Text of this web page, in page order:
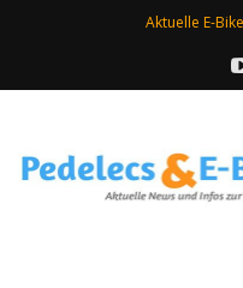
Aktuelle E-